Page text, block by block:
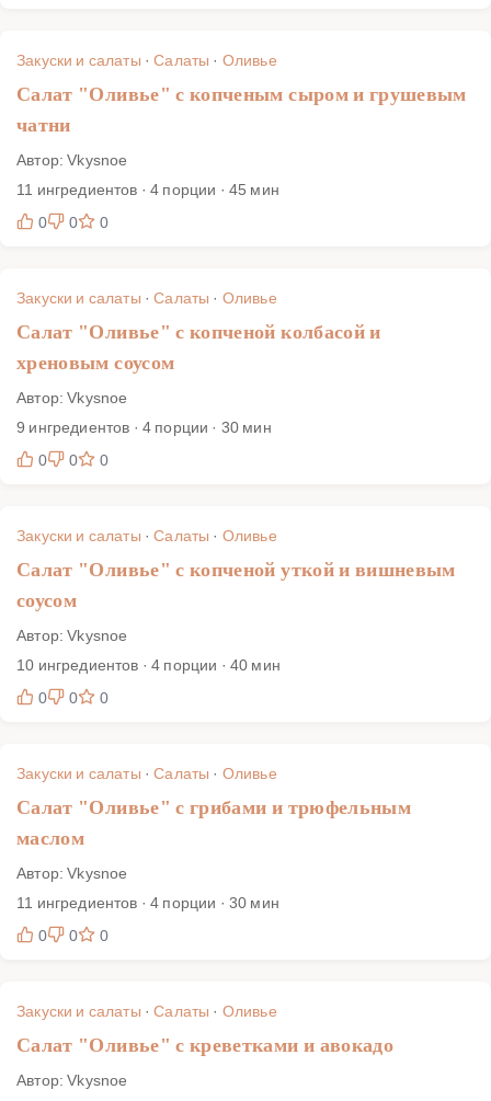
Закуски и салаты ·Салаты · Оливье
Салат "Оливье" с копченым сыром и грушевым
чатни
Автор: Vkysnoe
11 ингредиентов · 4 порции · 45 мин
0
0 0
Закуски и салаты ·Салаты · Оливье
Салат "Оливье" с копченой колбасой и
хреновым соусом
Автор: Vkysnoe
9 ингредиентов · 4 порции · 30 мин
0
0 0
Закуски и салаты ·Салаты · Оливье
Салат "Оливье" с копченой уткой и вишневым
соусом
Автор: Vkysnoe
10 ингредиентов · 4 порции · 40 мин
0
0 0
Закуски и салаты ·Салаты · Оливье
Салат "Оливье" с грибами и трюфельным
маслом
Автор: Vkysnoe
11 ингредиентов · 4 порции · 30 мин
0
0 0
Закуски и салаты ·Салаты · Оливье
Салат "Оливье" с креветками и авокадо
Автор: Vkysnoe